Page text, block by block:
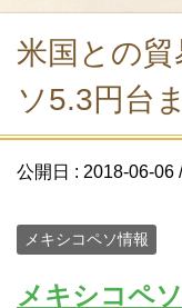
米国との
ソ5.3円台
公開日 : 2018-06-06
メキシコペソ情報
メキシコペ